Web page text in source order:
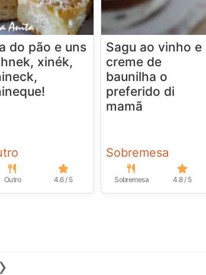
do pão e uns
xinék,
Outro 4.6 / 5
Sagu ao vinho e
creme de
baunilha o
preferido di
mamã
Sobremesa
Sobremesa 4.8 / 5
›